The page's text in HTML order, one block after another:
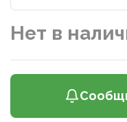
Нет в